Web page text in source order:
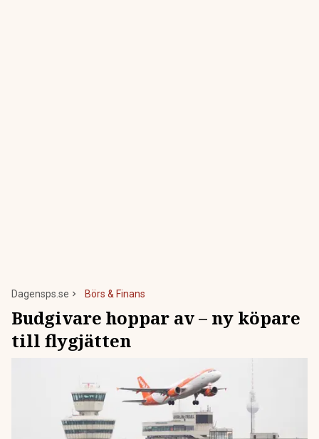
Dagensps.se Börs & Finans
Budgivare hoppar av – ny köpare
till flygjätten